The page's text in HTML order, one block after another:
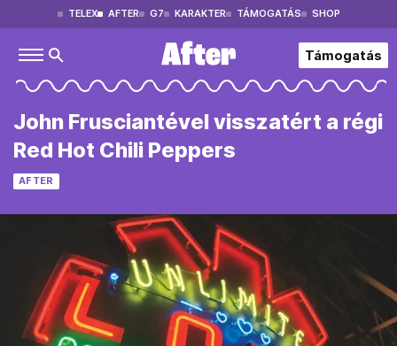
TELEX AFTER G7 KARAKTER TÁMOGATÁS SHOP
Támogatás
John Frusciantével visszatért a régi
Red Hot Chili Peppers
AFTER